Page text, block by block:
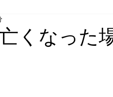
くなった